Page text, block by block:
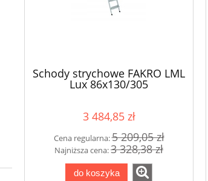
Schody strychowe FAKRO LML
Lux 86x130/305
3 484,85 zł
Cena regularna:5 209,05 zł
Najniższa cena:3 328,38 zł
do koszyka